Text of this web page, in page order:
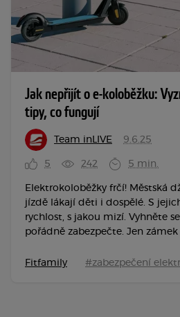
Jak nepřijít o e-koloběžku:
tipy, co fungují
Team inLIVE 9.6.25
5 242 5 min.
Elektrokoloběžky frčí! Městská
jízdě lákají děti i dospělé. S
rychlost, s jakou mizí. Vyhněte
pořádně zabezpečte. Jen
Fitfamily #zabezpečení